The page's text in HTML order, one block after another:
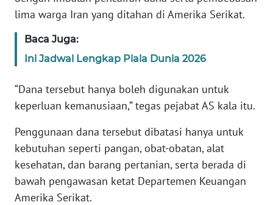
lima warga Iran yang ditahan di Amerika Serikat.
Baca Juga:
Ini Jadwal Lengkap Piala Dunia 2026
“Dana tersebut hanya boleh digunakan untuk
keperluan kemanusiaan,” tegas pejabat AS kala itu.
Penggunaan dana tersebut dibatasi hanya untuk
kebutuhan seperti pangan, obat-obatan, alat
kesehatan, dan barang pertanian, serta berada di
bawah pengawasan ketat Departemen Keuangan
Amerika Serikat.
WN
WN
WN
WN
NTT
WN